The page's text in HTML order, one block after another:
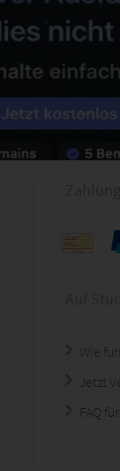
Wie
Jetzt
FAQ